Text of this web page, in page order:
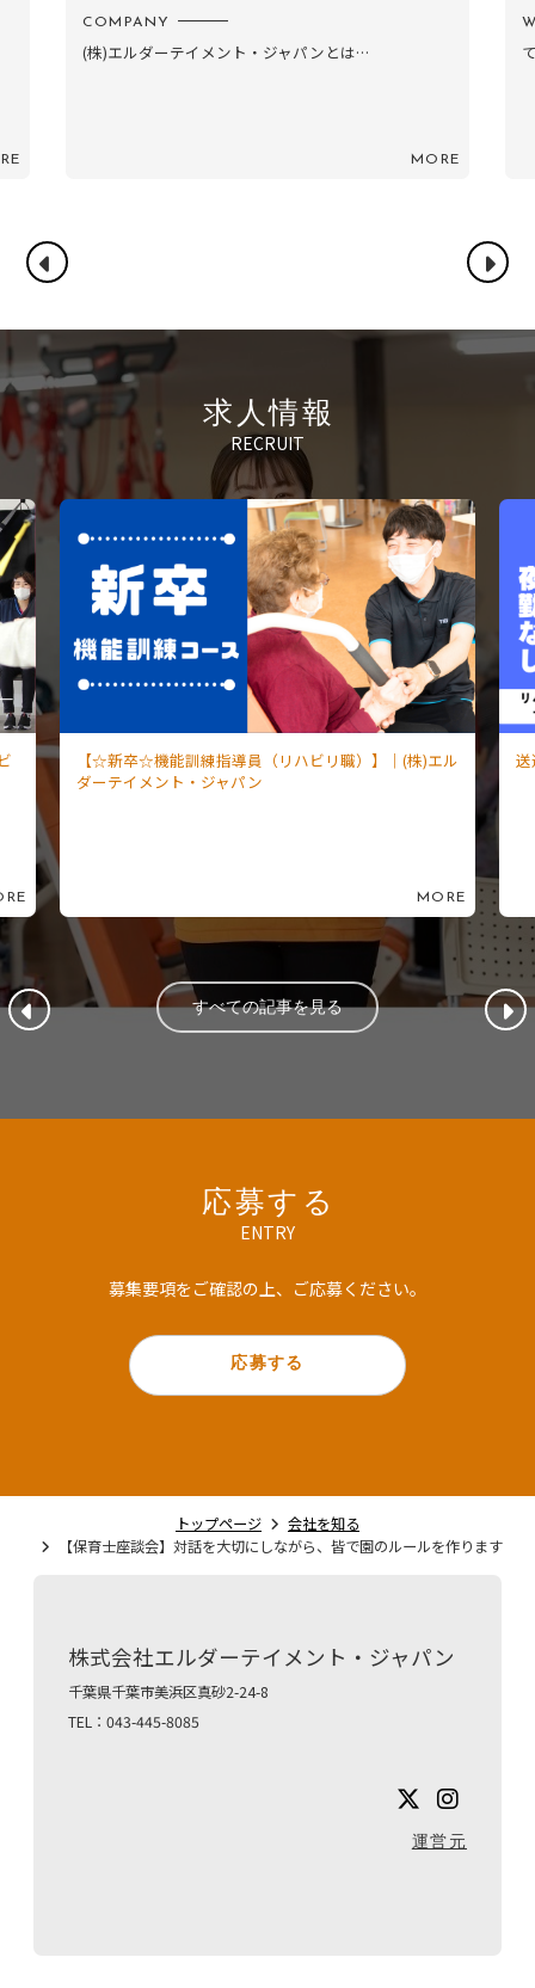
COMPANY
(株)エルダーテイメント・ジャパンとは…
MORE
求人情報
RECRUIT
【☆新卒☆機能訓練指導員（リハビリ職）】｜(株)エル
ダーテイメント・ジャパン
MORE
すべての記事を見る
応募する
ENTRY
募集要項をご確認の上、ご応募ください。
応募する
トップページ
会社を知る
【保育士座談会】対話を大切にしながら、皆で園のルールを作ります
株式会社エルダーテイメント・ジャパン
千葉県千葉市美浜区真砂2-24-8
TEL：043-445-8085
運営元